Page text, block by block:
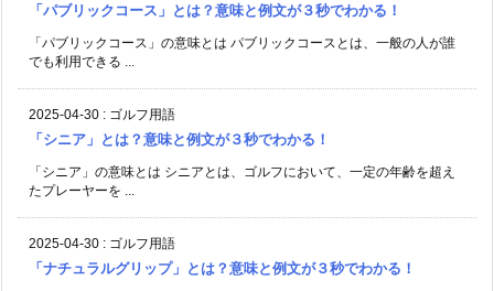
「パブリックコース」とは？意味と例文が３秒でわかる！
「パブリックコース」の意味とは パブリックコースとは、一般の人が誰
でも利用できる ...
2025-04-30 : ゴルフ用語
「シニア」とは？意味と例文が３秒でわかる！
「シニア」の意味とは シニアとは、ゴルフにおいて、一定の年齢を超え
たプレーヤーを ...
2025-04-30 : ゴルフ用語
「ナチュラルグリップ」とは？意味と例文が３秒でわかる！